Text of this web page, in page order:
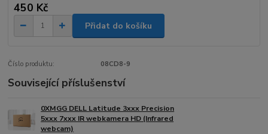
450 Kč
Přidat do košíku
Číslo produktu: 08CD8-9
Související příslušenství
0XMGG DELL Latitude 3xxx Precision
5xxx 7xxx IR webkamera HD (Infrared
webcam)